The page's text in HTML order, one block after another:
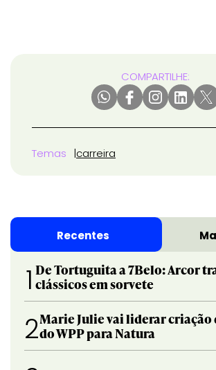
COMPARTILHE:
Temas carreira
Recentes
1 De Tortuguita a 7Belo: Arcor
clássicos em sorvete
2Marie Julie vai liderar criação
do WPP para Natura